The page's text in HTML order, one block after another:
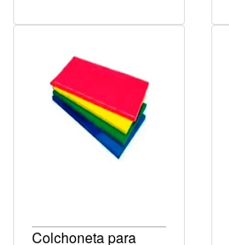
Colchoneta para